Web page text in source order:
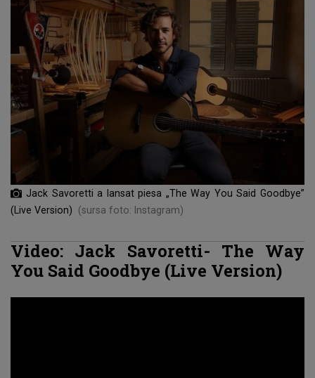
Jack Savoretti a lansat piesa „The Way You Said Goodbye”
(Live Version)
(sursa foto: Instagram)
Video: Jack Savoretti- The Way
You Said Goodbye (Live Version)